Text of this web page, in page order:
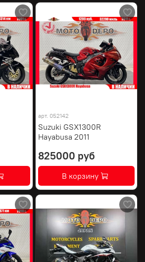
арт. 052142
Suzuki GSX1300R
Hayabusa 2011
825000 руб
В корзину